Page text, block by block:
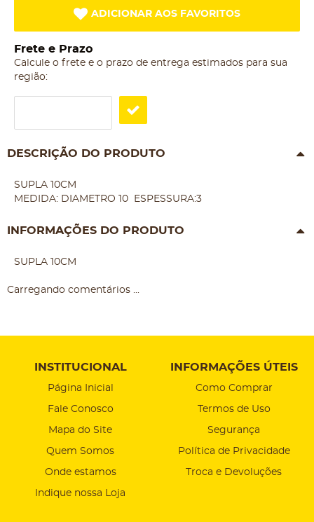
ADICIONAR AOS FAVORITOS
Frete e Prazo
Calcule o frete e o prazo de entrega estimados para sua
região:
DESCRIÇÃO DO PRODUTO
SUPLA 10CM
MEDIDA: DIAMETRO 10 ESPESSURA:3
INFORMAÇÕES DO PRODUTO
SUPLA 10CM
Carregando comentários ...
INSTITUCIONAL
Página Inicial
Fale Conosco
Mapa do Site
Quem Somos
Onde estamos
Indique nossa Loja
INFORMAÇÕES ÚTEIS
Como Comprar
Termos de Uso
Segurança
Política de Privacidade
Troca e Devoluções